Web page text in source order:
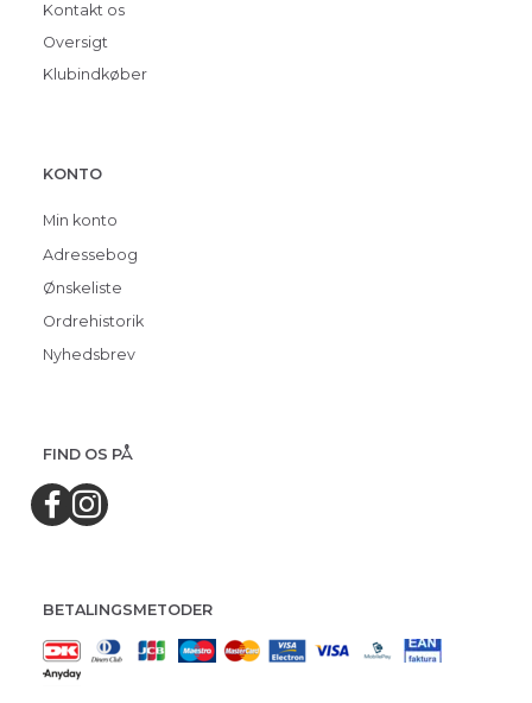
Kontakt os
Oversigt
Klubindkøber
KONTO
Min konto
Adressebog
Ønskeliste
Ordrehistorik
Nyhedsbrev
FIND OS PÅ
BETALINGSMETODER